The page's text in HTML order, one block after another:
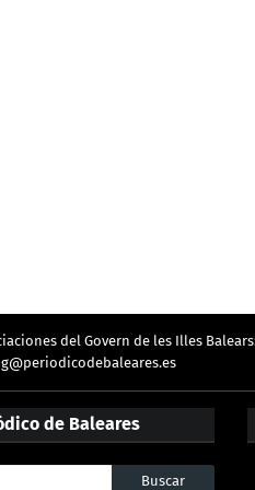
del Govern de les Illes
de Baleares